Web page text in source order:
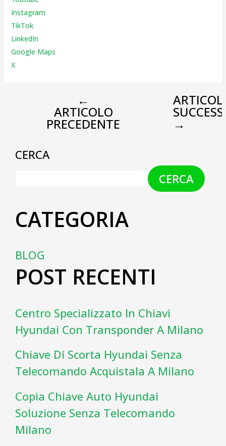
Instagram
TikTok
LinkedIn
Google Maps
X
←
ARTICOLO
PRECEDENTE →
CERCA
CERCA
CATEGORIA
BLOG
POST RECENTI
Centro Specializzato In Chiavi
Hyundai Con Transponder A Milano
Chiave Di Scorta Hyundai Senza
Telecomando Acquistala A Milano
Copia Chiave Auto Hyundai
Soluzione Senza Telecomando
Milano